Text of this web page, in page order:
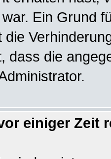
Ein Grund
die
dass die
einiger Zeit